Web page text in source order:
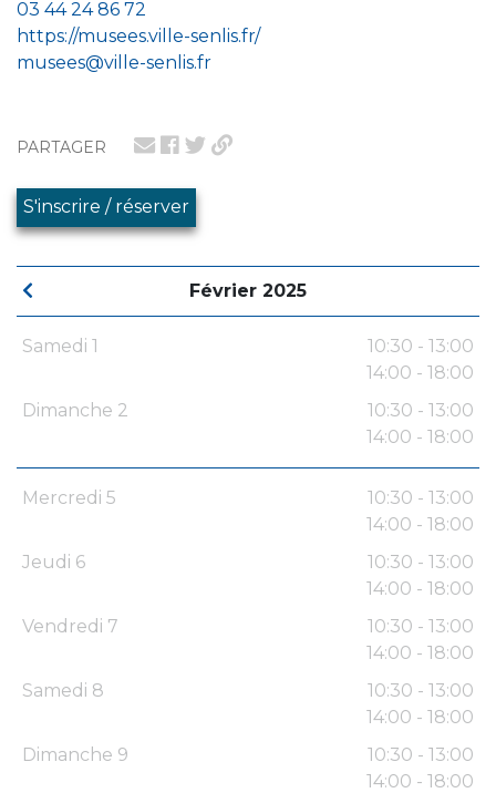
PARTAGER
S'inscrire / réserver
Février 2025
Samedi 1
10:30 - 13:00
14:00 - 18:00
Dimanche 2
10:30 - 13:00
14:00 - 18:00
Mercredi 5
10:30 - 13:00
14:00 - 18:00
Jeudi 6
10:30 - 13:00
14:00 - 18:00
Vendredi 7
10:30 - 13:00
14:00 - 18:00
Samedi 8
10:30 - 13:00
14:00 - 18:00
Dimanche 9
10:30 - 13:00
14:00 - 18:00
03 44 24 86 72
https://musees.ville-senlis.fr/
musees@ville-senlis.fr